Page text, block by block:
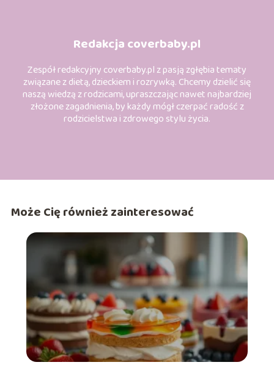
Redakcja coverbaby.pl
Zespół redakcyjny coverbaby.pl z pasją zgłębia tematy
związane z dietą, dzieckiem i rozrywką. Chcemy dzielić się
naszą wiedzą z rodzicami, upraszczając nawet najbardziej
złożone zagadnienia, by każdy mógł czerpać radość z
rodzicielstwa i zdrowego stylu życia.
Może Cię również zainteresować